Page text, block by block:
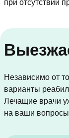
при отсутствии
Независимо от
варианты
Лечащие врачи
на ваши вопросы